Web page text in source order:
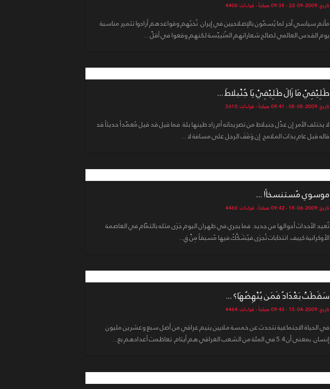
تاريخ: 2009-09-22 - 09:38 صباحاً - قراءات: 4406
مأتم سياسي آخر لما يُسمّون بالإصلاحيين في إيران. نُخبُهم وقواعدهم أرادوا تثمير مناسبة
يوم القدس العالمي لصالح شعاراتهم المُتيبّسة لكنهم وقعوا في أقلّ ...
طَلِيْقِيْ مَا زَالَ طَلِيْقِيْ يَا جُنْبلاطَ ...
تاريخ: 2009-08-08 - 09:41 صباحاً - قراءات: 3610
لا يختلف الأمر إن عدّل جنبلاط من تصريحاته أم زاد طينها بلة. فما قيل قد قيل مُعمّداً حديثاً قد
قاله قبل عام بذات الملامح. إن وَقَفَ الرجل على مسافة لا ...
موسوي مُستنسخاً! ...
تاريخ: 2009-06-18 - 09:42 صباحاً - قراءات: 4463
تُعيد الأحداث أحوالها من جديد. فما يجري في طهران اليوم جَرَى مثله بالتمّام في العاصمة
الأوكرانية كييف. انتخابات تُجرَى فيُشَكَّكُ فيها مُسبقاً مِنْ قِ...
سَقَطَتْ بَغْدَادُ فَمَن يُنْهِضُهَا؟ ...
تاريخ: 2009-04-15 - 09:43 صباحاً - قراءات: 4464
في الحياة الاجتماعية نتحدث عن خمسة ملايين يتيم عراقي من أصل سبع وعشرين مليون
إنسان. بمعنى أن 5.4 في المئة من الشعب العراقي هم أيتام. تعاظمت أعدادهم بع...